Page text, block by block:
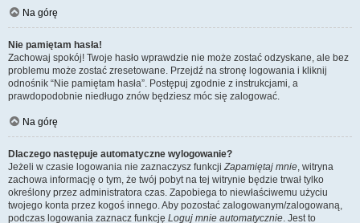
Na górę
Nie pamiętam hasła!
Zachowaj spokój! Twoje hasło wprawdzie nie może zostać odzyskane, ale bez
problemu może zostać zresetowane. Przejdź na stronę logowania i kliknij
odnośnik “Nie pamiętam hasła”. Postępuj zgodnie z instrukcjami, a
prawdopodobnie niedługo znów będziesz móc się zalogować.
Na górę
Dlaczego następuje automatyczne wylogowanie?
Jeżeli w czasie logowania nie zaznaczysz funkcjiZapamiętaj mnie, witryna
zachowa informację o tym, że twój pobyt na tej witrynie będzie trwał tylko
określony przez administratora czas. Zapobiega to niewłaściwemu użyciu
twojego konta przez kogoś innego. Aby pozostać zalogowanym/zalogowaną,
podczas logowania zaznacz funkcję Loguj mnie automatycznie. Jest to